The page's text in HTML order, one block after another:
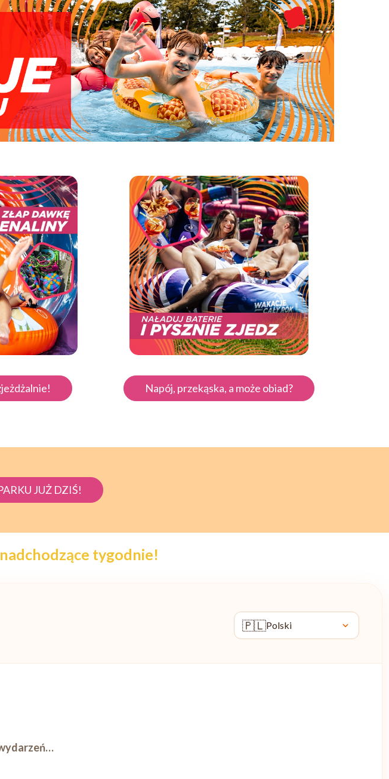
Napój, przekąska, a może obiad?
JUŻ DZIŚ!
tygodnie!
🇵🇱Polski